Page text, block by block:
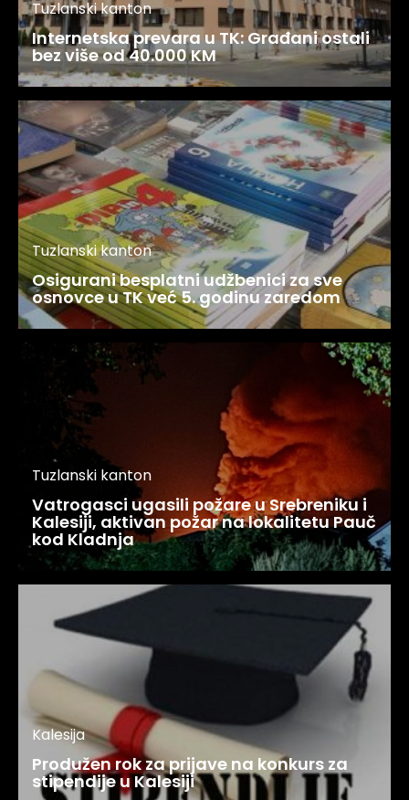
Tuzlanski kanton
Internetska prevara u TK: Građani ostali
bez više od 40.000 KM
Tuzlanski kanton
Osigurani besplatni udžbenici za sve
osnovce u TK već 5. godinu zaredom
Tuzlanski kanton
Vatrogasci ugasili požare u Srebreniku i
Kalesiji, aktivan požar na lokalitetu Pauč
kod Kladnja
Kalesija
Produžen rok za prijave na konkurs za
stipendije u Kalesiji